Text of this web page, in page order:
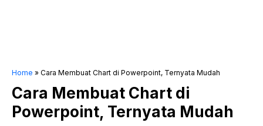
Home » Cara Membuat Chart di Powerpoint, Ternyata Mudah
Cara Membuat Chart di
Powerpoint, Ternyata Mudah